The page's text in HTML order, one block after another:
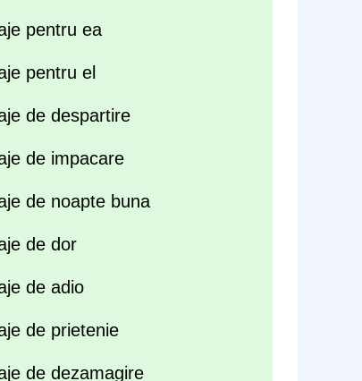
pentru ea
pentru el
de despartire
de impacare
de noapte buna
de dor
de adio
de prietenie
de dezamagire